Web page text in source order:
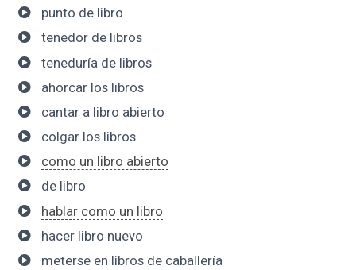
punto de libro
tenedor de libros
teneduría de libros
ahorcar los libros
cantar a libro abierto
colgar los libros
como un libro abierto
de libro
hablar como un libro
hacer libro nuevo
meterse en libros de caballería